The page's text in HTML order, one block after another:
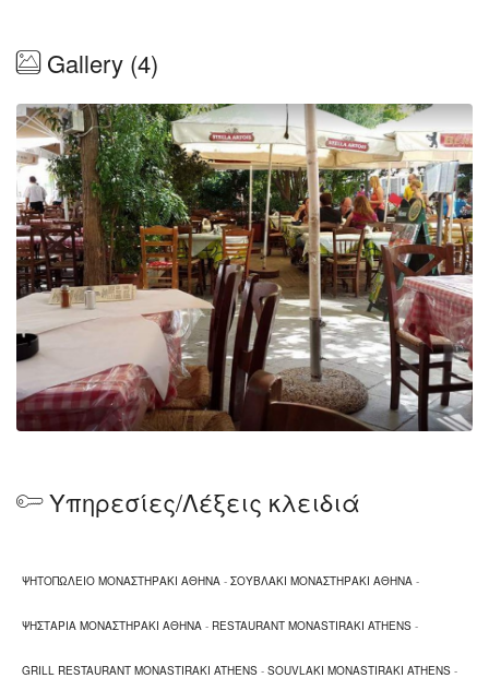
παρασκευάζεται καθημερινά με παραδοσιακό
τρόπο, κάτι που εγγυάται την άριστη ποιότητά του!
Gallery (4)
Υπηρεσίες/Λέξεις κλειδιά
ΨΗΤΟΠΩΛΕΙΟ ΜΟΝΑΣΤΗΡΑΚΙ ΑΘΗΝΑ - ΣΟΥΒΛΑΚΙ ΜΟΝΑΣΤΗΡΑΚΙ ΑΘΗΝΑ -
ΨΗΣΤΑΡΙΑ ΜΟΝΑΣΤΗΡΑΚΙ ΑΘΗΝΑ - RESTAURANT MONASTIRAKI ATHENS -
GRILL RESTAURANT MONASTIRAKI ATHENS - SOUVLAKI MONASTIRAKI ATHENS -